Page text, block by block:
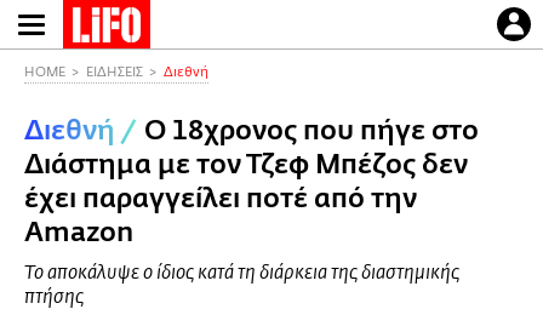
Παράκαμψη
προς
περιεχόμενο
HOME ΕΙΔΗΣΕΙΣ Διεθνή
Διεθνή / Ο 18χρονος που πήγε στο
Διάστημα με τον Τζεφ Μπέζος δεν
έχει παραγγείλει ποτέ από την
Amazon
Το αποκάλυψε ο ίδιος κατά τη διάρκεια της διαστημικής
πτήσης